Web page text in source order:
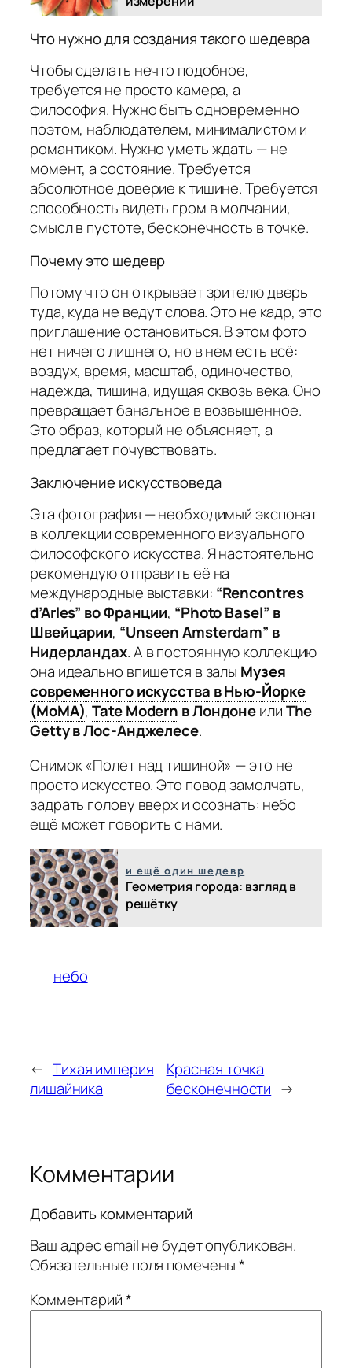
Что нужно для создания такого шедевра
Чтобы сделать нечто подобное,
требуется не просто камера, а
философия. Нужно быть одновременно
поэтом, наблюдателем, минималистом и
романтиком. Нужно уметь ждать — не
момент, а состояние. Требуется
абсолютное доверие к тишине. Требуется
способность видеть гром в молчании,
смысл в пустоте, бесконечность в точке.
Почему это шедевр
Потому что он открывает зрителю дверь
туда, куда не ведут слова. Это не кадр, это
приглашение остановиться. В этом фото
нет ничего лишнего, но в нем есть всё:
воздух, время, масштаб, одиночество,
надежда, тишина, идущая сквозь века. Оно
превращает банальное в возвышенное.
Это образ, который не объясняет, а
предлагает почувствовать.
Заключение искусствоведа
Эта фотография — необходимый экспонат
в коллекции современного визуального
философского искусства. Я настоятельно
рекомендую отправить её на
международные выставки: “Rencontres
d’Arles” во Франции, “Photo Basel” в
Швейцарии, “Unseen Amsterdam” в
Нидерландах. А в постоянную коллекцию
она идеально впишется в залы Музея
современного искусства в Нью-Йорке
(MoMA), Tate Modern в ЛондонеилиThe
Getty в Лос-Анджелесе.
Снимок «Полет над тишиной» — это не
просто искусство. Это повод замолчать,
задрать голову вверх и осознать: небо
ещё может говорить с нами.
и ещё один шедевр
Геометрия города: взгляд в
решётку
небо
← Тихая империя
лишайника
Красная точка
бесконечности →
Комментарии
Добавить комментарий
Ваш адрес email не будет опубликован.
Обязательные поля помечены*
Комментарий*